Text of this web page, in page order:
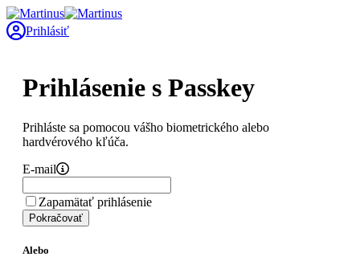
Prihlásiť
Prihlásenie s Passkey
Prihláste sa pomocou vášho biometrického alebo
hardvérového kľúča.
E-mail
Zapamätať prihlásenie
Pokračovať
Alebo